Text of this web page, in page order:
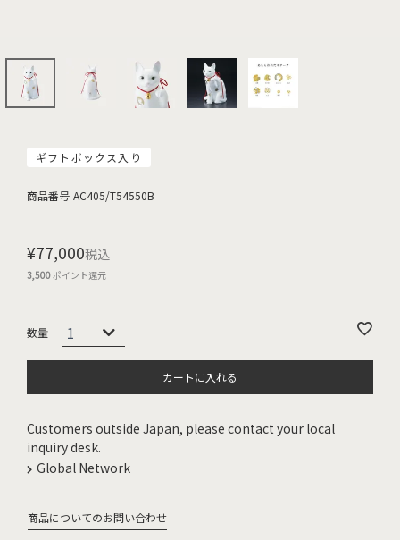
ギフトボックス入り
商品番号 AC405/T54550B
¥77,000税込
3,500ポイント還元
カートに入れる
Customers outside Japan, please contact your local
inquiry desk.
Global Network
商品についてのお問い合わせ